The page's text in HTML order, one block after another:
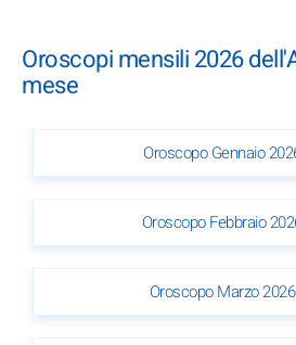
Oroscopi mensili 2026
mese
Oroscopo Gennaio
Oroscopo Febbraio
Oroscopo Marzo